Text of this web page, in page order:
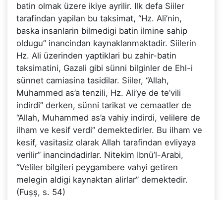
batin olmak üzere ikiye ayrilir. Ilk defa Siiler
tarafindan yapilan bu taksimat, “Hz. Ali’nin,
baska insanlarin bilmedigi batin ilmine sahip
oldugu” inancindan kaynaklanmaktadir. Siilerin
Hz. Ali üzerinden yaptiklari bu zahir-batin
taksimatini, Gazali gibi sünni bilginler de Ehl-i
sünnet camiasina tasidilar. Siiler, “Allah,
Muhammed as’a tenzili, Hz. Ali’ye de te’vili
indirdi” derken, sünni tarikat ve cemaatler de
“Allah, Muhammed as’a vahiy indirdi, velilere de
ilham ve kesif verdi” demektedirler. Bu ilham ve
kesif, vasitasiz olarak Allah tarafindan evliyaya
verilir” inancindadirlar. Nitekim Ibnü’l-Arabi,
“Veliler bilgileri peygambere vahyi getiren
melegin aldigi kaynaktan alirlar” demektedir.
(Fuṣṣ, s. 54)